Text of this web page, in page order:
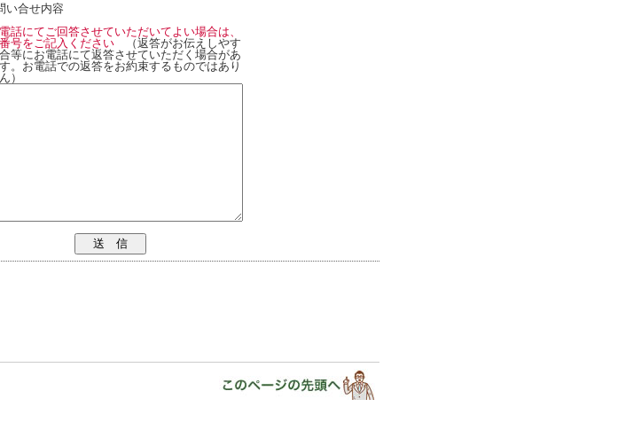
い合せ内容
話にてご回答させていただいてよい場合は、
号をご記入ください （返答がお伝えしやす
等にお電話にて返答させていただく場合があ
。お電話での返答をお約束するものではあり
）
送 信